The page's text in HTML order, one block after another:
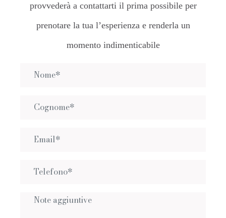
provvederà a contattarti il prima possibile per
prenotare la tua l’esperienza e renderla un
momento indimenticabile